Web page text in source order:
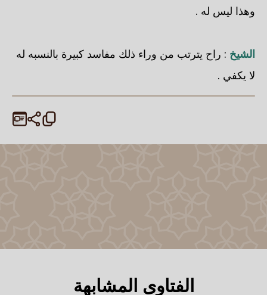
وهذا ليس له .
الشيخ : راح يترتب من وراء ذلك مفاسد كبيرة بالنسبه له
لا يكفي .
الفتاوى المشابهة